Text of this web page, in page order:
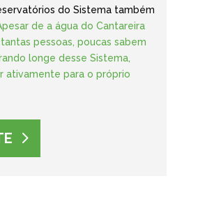
do Sistema também
de a água do Cantareira
pessoas, poucas sabem
longe desse Sistema,
ativamente para o próprio